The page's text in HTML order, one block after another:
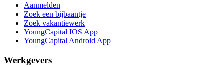
Aanmelden
Zoek een bijbaantje
Zoek vakantiewerk
YoungCapital IOS App
YoungCapital Android App
Werkgevers